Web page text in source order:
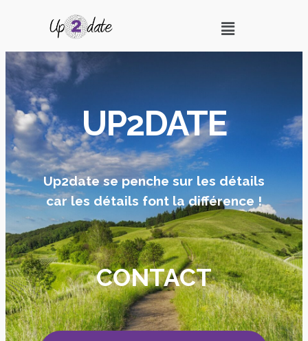
UP2DATE
Up2date se penche sur les détails
car les détails font la différence !
CONTACT